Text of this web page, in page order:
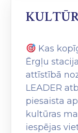
Kas
Ērgļu
attīstībā
LEADER
piesaista
kultūras
iespējas